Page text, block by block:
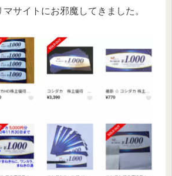
サイトにお邪魔してきました。